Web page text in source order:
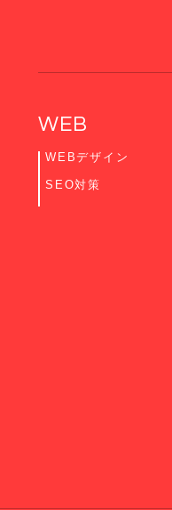
WEB
WEBデザイン
SEO対策